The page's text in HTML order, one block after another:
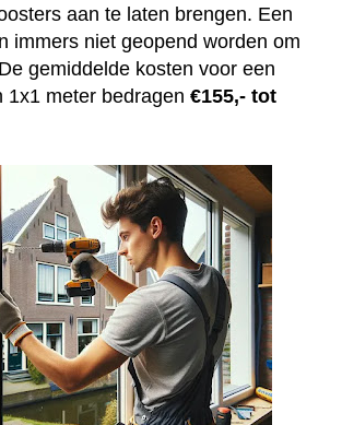
aan te laten brengen. Een
immers niet geopend worden om
gemiddelde kosten voor een
1x1 meter bedragen €155,- tot